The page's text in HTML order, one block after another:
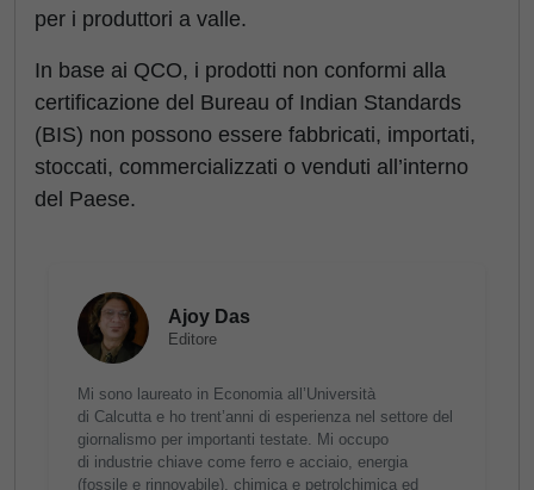
per i produttori a valle.
In base ai QCO, i prodotti non conformi alla
certificazione del Bureau of Indian Standards
(BIS) non possono essere fabbricati, importati,
stoccati, commercializzati o venduti all’interno
del Paese.
Ajoy Das
Editore
Mi sono laureato in Economia all’Università
di Calcutta e ho trent’anni di esperienza nel settore del
giornalismo per importanti testate. Mi occupo
di industrie chiave come ferro e acciaio, energia
(fossile e rinnovabile), chimica e petrolchimica ed